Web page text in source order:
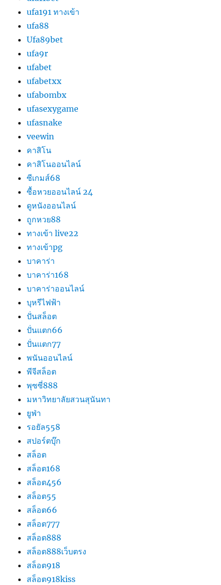
ufa191 ทางเข้า
ufa88
Ufa89bet
ufa9r
ufabet
ufabetxx
ufabombx
ufasexygame
ufasnake
veewin
คาสิโน
คาสิโนออนไลน์
ซีเกมส์68
ซื้อหวยออนไลน์ 24
ดูหนังออนไลน์
ถูกหวย88
ทางเข้า live22
ทางเข้าpg
บาคาร่า
บาคาร่า168
บาคาร่าออนไลน์
บุหรีไฟฟ้า
ปั่นสล็อต
ปั่นแตก66
ปั่นแตก77
พนันออนไลน์
พีจีสล็อต
พุซซี่888
มหาวิทยาลัยสวนสุนันทา
ยูฟ่า
รอยัล558
สปอร์ตบุ๊ก
สล็อต
สล็อต168
สล็อต456
สล็อต55
สล็อต66
สล็อต777
สล็อต888
สล็อต888เว็บตรง
สล็อต918
สล็อต918kiss